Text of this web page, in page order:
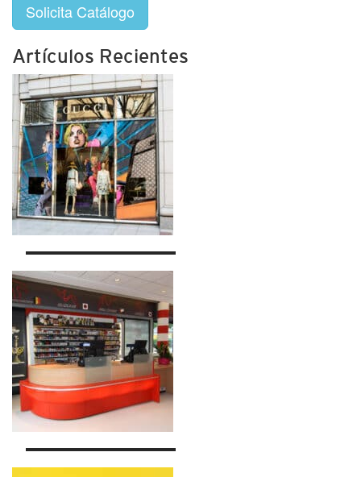
Solicita Catálogo
Artículos Recientes